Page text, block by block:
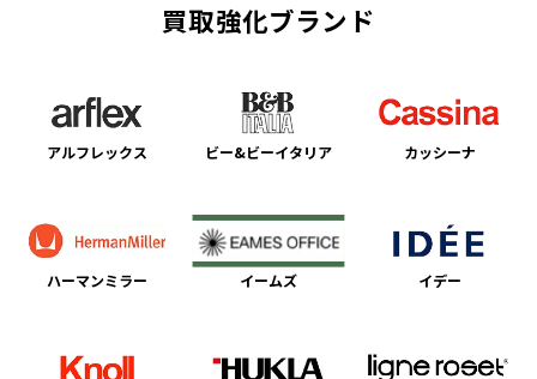
買取強化ブランド
アルフレックス ビー&ビーイタリア カッシーナ
ハーマンミラー イームズ イデー